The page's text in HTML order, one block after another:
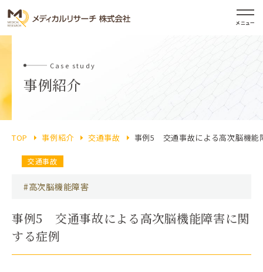
メニュー
Case study
事例紹介
TOP 事例紹介 交通事故 事例5 交通事故による高次脳機能
交通事故
#高次脳機能障害
事例5 交通事故による高次脳機能障害に関
する症例